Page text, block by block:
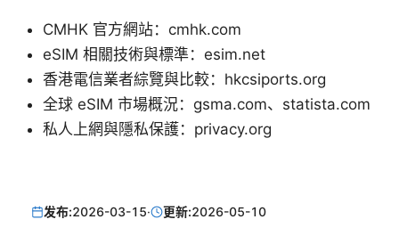
CMHK 官方網站：cmhk.com
eSIM 相關技術與標準：esim.net
香港電信業者綜覽與比較：hkcsiports.org
全球 eSIM 市場概況：gsma.com、statista.com
私人上網與隱私保護：privacy.org
发布:2026-03-15· 更新:2026-05-10